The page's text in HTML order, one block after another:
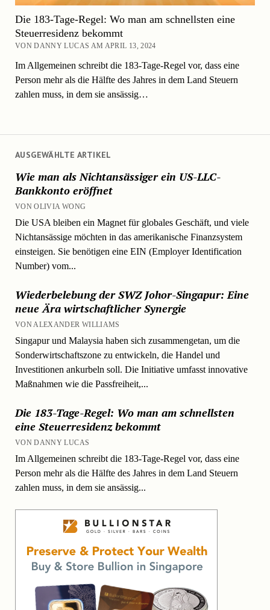
AUSGEWÄHLTE ARTIKEL
Wie man als Nichtansässiger ein US-LLC-
Bankkonto eröffnet
VON OLIVIA WONG
Die USA bleiben ein Magnet für globales Geschäft, und viele
Nichtansässige möchten in das amerikanische Finanzsystem
einsteigen. Sie benötigen eine EIN (Employer Identification
Number) vom...
Wiederbelebung der SWZ Johor-Singapur: Eine
neue Ära wirtschaftlicher Synergie
VON ALEXANDER WILLIAMS
Singapur und Malaysia haben sich zusammengetan, um die
Sonderwirtschaftszone zu entwickeln, die Handel und
Investitionen ankurbeln soll. Die Initiative umfasst innovative
Maßnahmen wie die Passfreiheit,...
Die 183-Tage-Regel: Wo man am schnellsten
eine Steuerresidenz bekommt
VON DANNY LUCAS
Im Allgemeinen schreibt die 183-Tage-Regel vor, dass eine
Person mehr als die Hälfte des Jahres in dem Land Steuern
zahlen muss, in dem sie ansässig...
Die 183-Tage-Regel: Wo man am schnellsten eine
Steuerresidenz bekommt
VON DANNY LUCAS AM APRIL 13, 2024
Im Allgemeinen schreibt die 183-Tage-Regel vor, dass eine
Person mehr als die Hälfte des Jahres in dem Land Steuern
zahlen muss, in dem sie ansässig…